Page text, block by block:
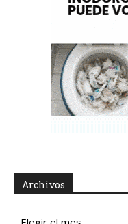
Archivos
Archivos